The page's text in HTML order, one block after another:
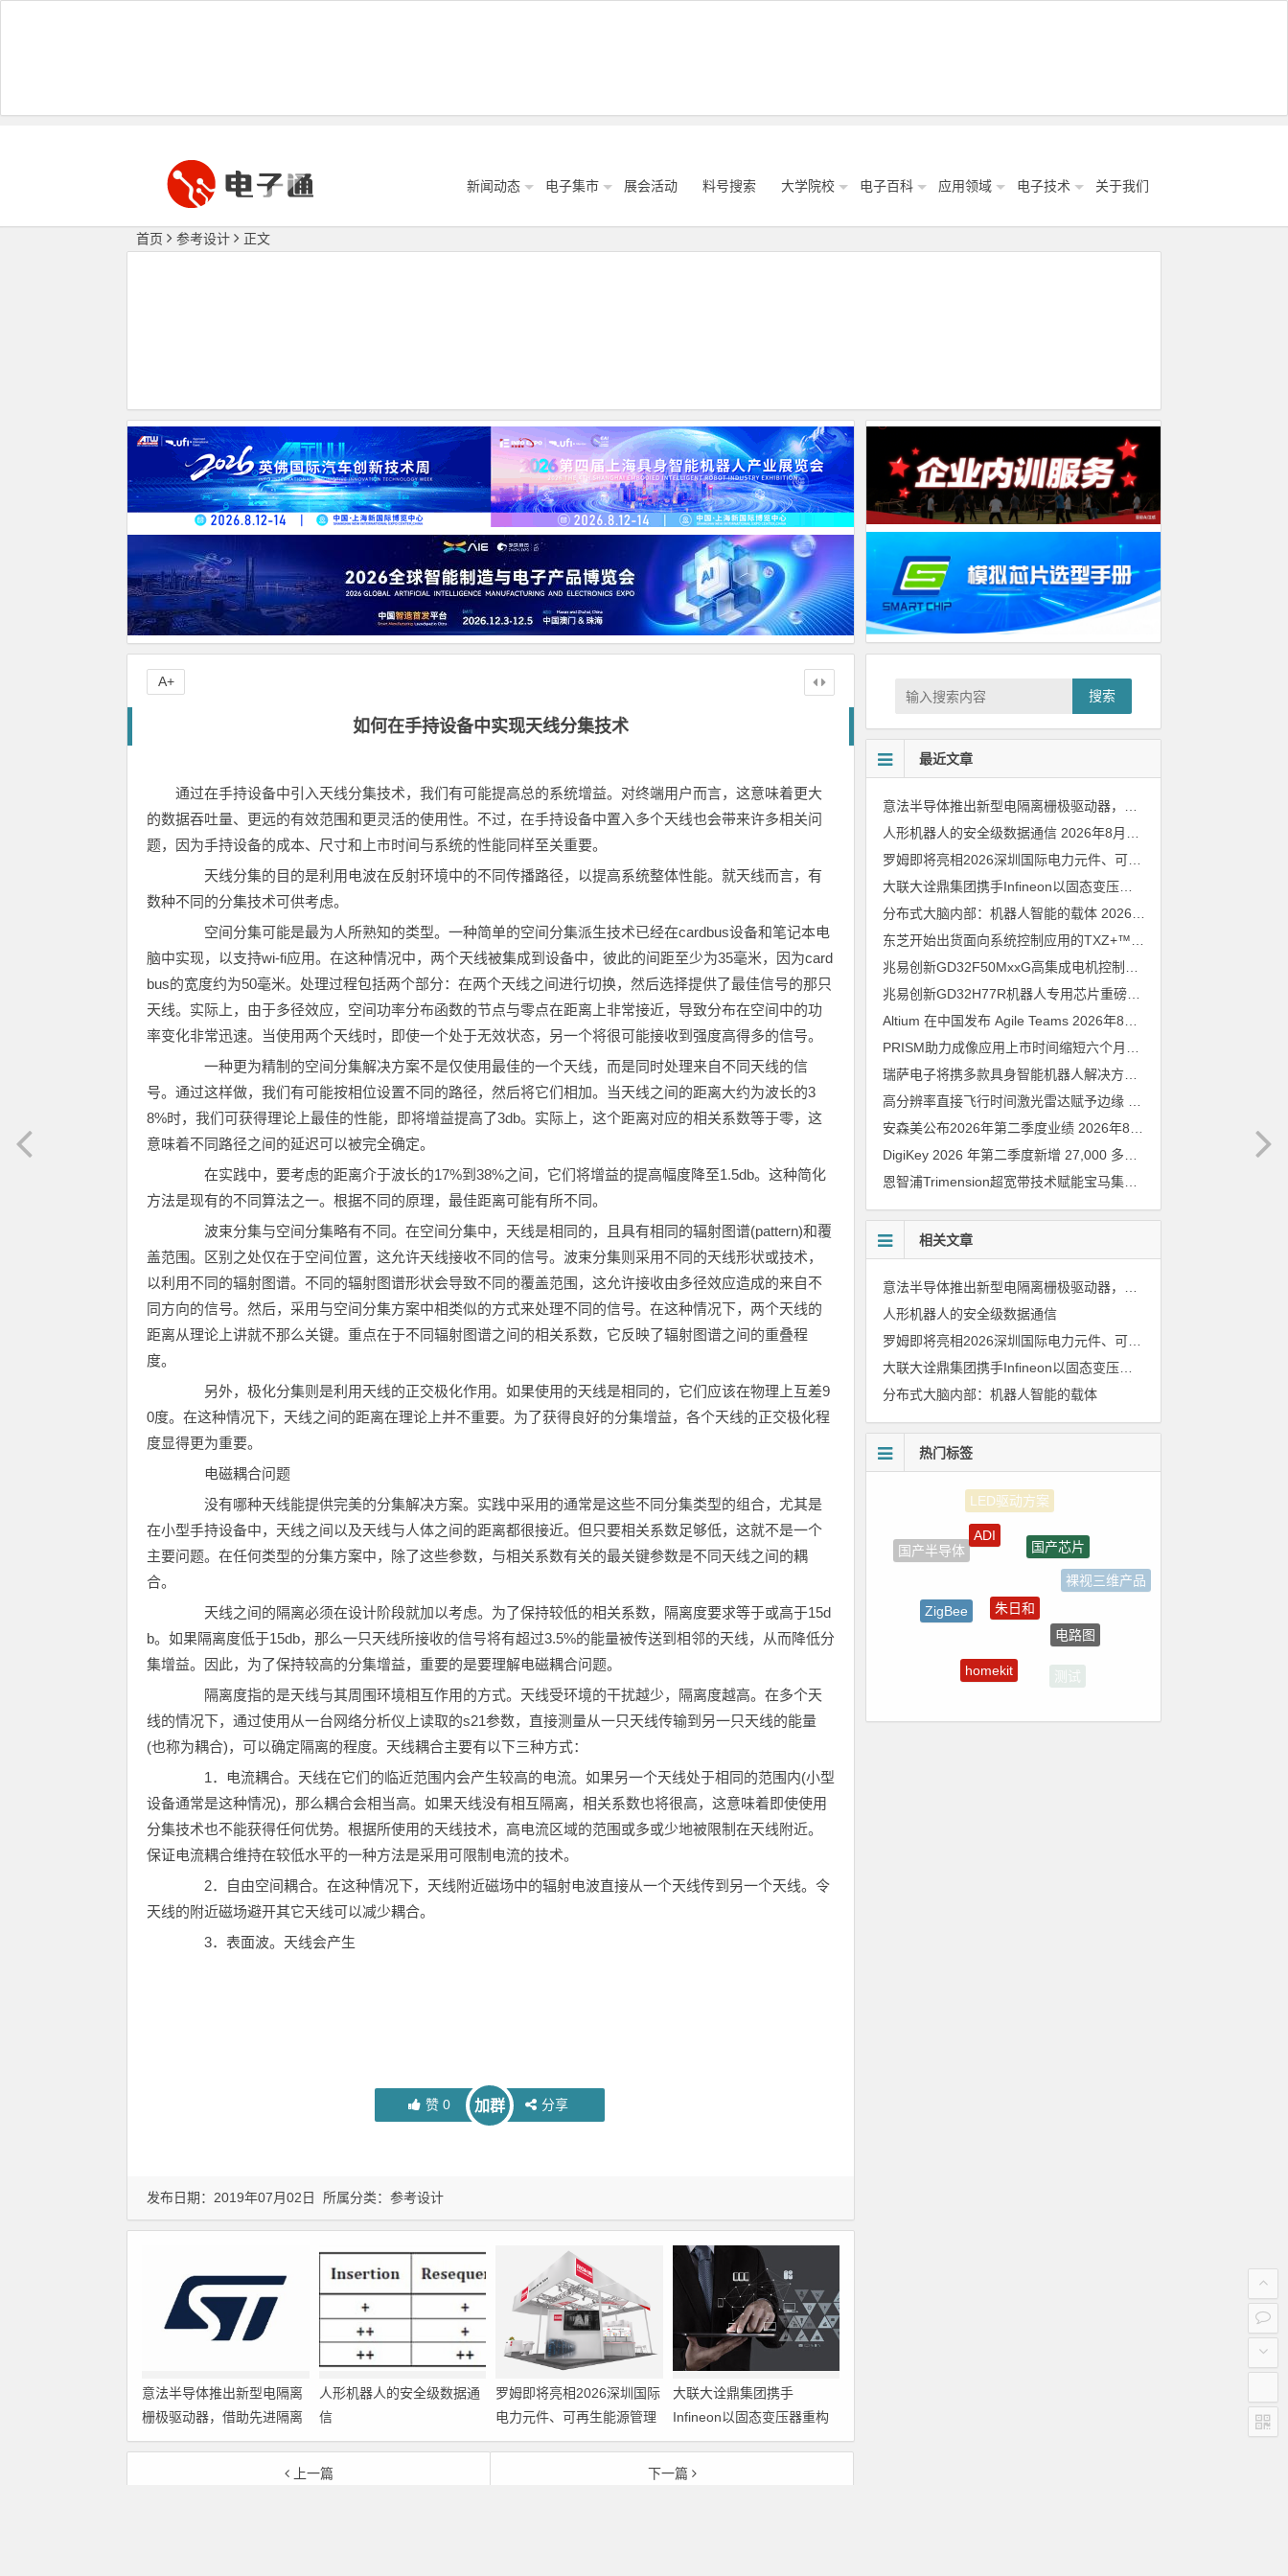
新闻动态 电子集市 展会活动 料号搜索 大学院校 电子百科 应用领域 电子技术 关于我们
首页 参考设计 正文
如何在手持设备中实现天线分集技术
通过在手持设备中引入天线分集技术，我们有可能提高总的系统增益。对终端用户而言，这意味着更大
的数据吞吐量、更远的有效范围和更灵活的使用性。不过，在手持设备中置入多个天线也会带来许多相关问
题，因为手持设备的成本、尺寸和上市时间与系统的性能同样至关重要。
天线分集的目的是利用电波在反射环境中的不同传播路径，以提高系统整体性能。就天线而言，有
数种不同的分集技术可供考虑。
空间分集可能是最为人所熟知的类型。一种简单的空间分集派生技术已经在cardbus设备和笔记本电
脑中实现，以支持wi-fi应用。在这种情况中，两个天线被集成到设备中，彼此的间距至少为35毫米，因为card
bus的宽度约为50毫米。处理过程包括两个部分：在两个天线之间进行切换，然后选择提供了最佳信号的那只
天线。实际上，由于多径效应，空间功率分布函数的节点与零点在距离上非常接近，导致分布在空间中的功
率变化非常迅速。当使用两个天线时，即使一个处于无效状态，另一个将很可能接收到强度高得多的信号。
一种更为精制的空间分集解决方案不是仅使用最佳的一个天线，而是同时处理来自不同天线的信
号。通过这样做，我们有可能按相位设置不同的路径，然后将它们相加。当天线之间的距离大约为波长的3
8%时，我们可获得理论上最佳的性能，即将增益提高了3db。实际上，这个距离对应的相关系数等于零，这
意味着不同路径之间的延迟可以被完全确定。
在实践中，要考虑的距离介于波长的17%到38%之间，它们将增益的提高幅度降至1.5db。这种简化
方法是现有的不同算法之一。根据不同的原理，最佳距离可能有所不同。
波束分集与空间分集略有不同。在空间分集中，天线是相同的，且具有相同的辐射图谱(pattern)和覆
盖范围。区别之处仅在于空间位置，这允许天线接收不同的信号。波束分集则采用不同的天线形状或技术，
以利用不同的辐射图谱。不同的辐射图谱形状会导致不同的覆盖范围，这允许接收由多径效应造成的来自不
同方向的信号。然后，采用与空间分集方案中相类似的方式来处理不同的信号。在这种情况下，两个天线的
距离从理论上讲就不那么关键。重点在于不同辐射图谱之间的相关系数，它反映了辐射图谱之间的重叠程
度。
另外，极化分集则是利用天线的正交极化作用。如果使用的天线是相同的，它们应该在物理上互差9
0度。在这种情况下，天线之间的距离在理论上并不重要。为了获得良好的分集增益，各个天线的正交极化程
度显得更为重要。
电磁耦合问题
没有哪种天线能提供完美的分集解决方案。实践中采用的通常是这些不同分集类型的组合，尤其是
在小型手持设备中，天线之间以及天线与人体之间的距离都很接近。但只要相关系数足够低，这就不是一个
主要问题。在任何类型的分集方案中，除了这些参数，与相关系数有关的最关键参数是不同天线之间的耦
合。
天线之间的隔离必须在设计阶段就加以考虑。为了保持较低的相关系数，隔离度要求等于或高于15d
b。如果隔离度低于15db，那么一只天线所接收的信号将有超过3.5%的能量被传送到相邻的天线，从而降低分
集增益。因此，为了保持较高的分集增益，重要的是要理解电磁耦合问题。
隔离度指的是天线与其周围环境相互作用的方式。天线受环境的干扰越少，隔离度越高。在多个天
线的情况下，通过使用从一台网络分析仪上读取的s21参数，直接测量从一只天线传输到另一只天线的能量
(也称为耦合)，可以确定隔离的程度。天线耦合主要有以下三种方式：
1．电流耦合。天线在它们的临近范围内会产生较高的电流。如果另一个天线处于相同的范围内(小型
设备通常是这种情况)，那么耦合会相当高。如果天线没有相互隔离，相关系数也将很高，这意味着即使使用
分集技术也不能获得任何优势。根据所使用的天线技术，高电流区域的范围或多或少地被限制在天线附近。
保证电流耦合维持在较低水平的一种方法是采用可限制电流的技术。
2．自由空间耦合。在这种情况下，天线附近磁场中的辐射电波直接从一个天线传到另一个天线。令
天线的附近磁场避开其它天线可以减少耦合。
3．表面波。天线会产生
赞0 加群 分享
A+
发布日期：2019年07月02日 所属分类： 参考设计
意法半导体推出新型电隔离
栅极驱动器，借助先进隔离
技术简化电源设计
人形机器人的安全级数据通
信
罗姆即将亮相2026深圳国际
电力元件、可再生能源管理
展览会暨研讨会
大联大诠鼎集团携手
Infineon以固态变压器重构
配电效率新标杆
上一篇
下一篇
搜索
最近文章
人形机器人的安全级数据通信 2026年8月8日
罗姆即将亮相2026深圳国际电力元件、可再生能源管理展览会暨研讨会
大联大诠鼎集团携手Infineon以固态变压器重构配电效率新标杆
分布式大脑内部：机器人智能的载体 2026年8月6日
兆易创新GD32H77R机器人专用芯片重磅亮相，精准赋能伺服驱动与关节控制
Altium 在中国发布 Agile Teams 2026年8月6日
安森美公布2026年第二季度业绩 2026年8月6日
恩智浦Trimension超宽带技术赋能宝马集团Digital Key Plus及生命体存在检测功能
相关文章
人形机器人的安全级数据通信
罗姆即将亮相2026深圳国际电力元件、可再生能源管理展览会暨研讨会
大联大诠鼎集团携手Infineon以固态变压器重构配电效率新标杆
分布式大脑内部：机器人智能的载体
热门标签
国产半导体
裸视三维产品
测试